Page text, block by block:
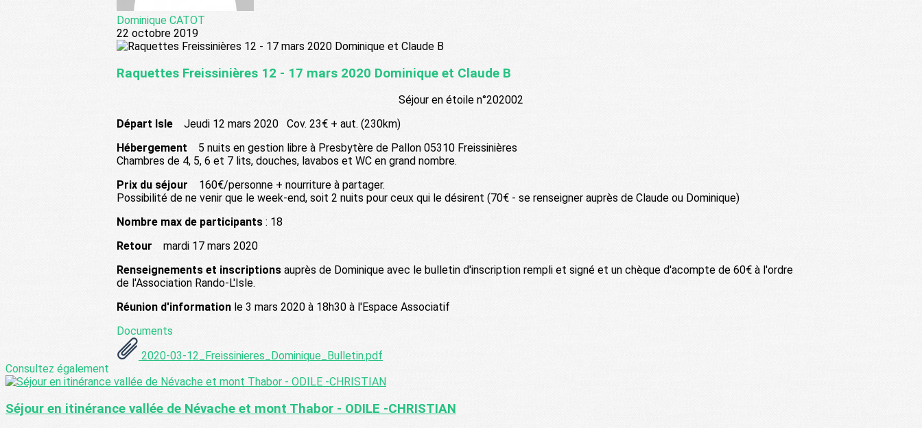
Dominique CATOT
22 octobre 2019
Raquettes Freissinières 12 - 17 mars 2020 Dominique et Claude B
Séjour en étoile n°202002
Départ Isle Jeudi 12 mars 2020 Cov. 23€ + aut. (230km)
Hébergement 5 nuits en gestion libre à Presbytère de Pallon 05310 Freissinières
Chambres de 4, 5, 6 et 7 lits, douches, lavabos et WC en grand nombre.
Prix du séjour 160€/personne + nourriture à partager.
Possibilité de ne venir que le week-end, soit 2 nuits pour ceux qui le désirent (70€ - se renseigner auprès de Claude ou Dominique)
Nombre max de participants : 18
Retour
mardi 17 mars 2020
Renseignements et inscriptions auprès de Dominique avec le bulletin d'inscription rempli et signé et un chèque d'acompte de 60€ à l'ordre
de l'Association Rando-L'Isle.
Réunion d'information le 3 mars 2020 à 18h30 à l'Espace Associatif
Documents
2020-03-12_Freissinieres_Dominique_Bulletin.pdf
Consultez également
Séjour en itinérance vallée de Névache et mont Thabor - ODILE -CHRISTIAN